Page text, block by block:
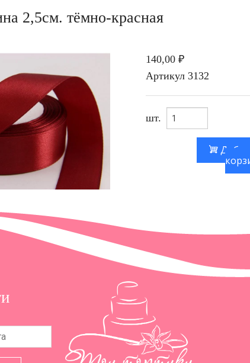
2,5см. тёмно-красная
140,00 ₽
Артикул 3132
шт.